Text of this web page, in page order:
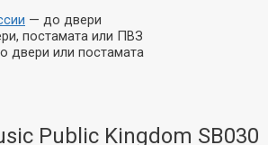
— до двери
постамата или ПВЗ
двери или постамата
Public Kingdom SB030